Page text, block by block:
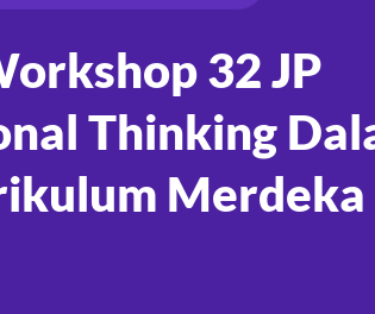
32 JP
Thinking
Merdeka